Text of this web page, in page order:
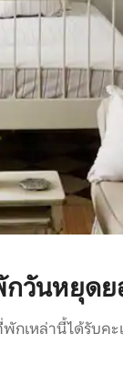
วันหยุดย
พักเหล่านี้ได้รับค